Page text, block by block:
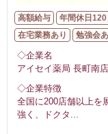
高額給与 年間休日
在宅業務あり
勉強会
◇企業名
アイセイ薬局 長町南
◇企業特徴
全国に200店舗以上を
強く、ドクタ ...